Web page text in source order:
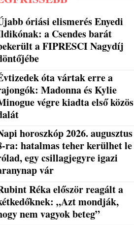
óriási elismerés Enyedi
a Csendes barát
a FIPRESCI Nagydíj
óta vártak erre a
Madonna és Kylie
végre kiadta első közös
horoszkóp 2026. augusztus
ra: hatalmas teher kerülhet le
egy csillagjegyre igazi
vár
Réka először reagált a
„Azt mondják,
nem vagyok beteg”